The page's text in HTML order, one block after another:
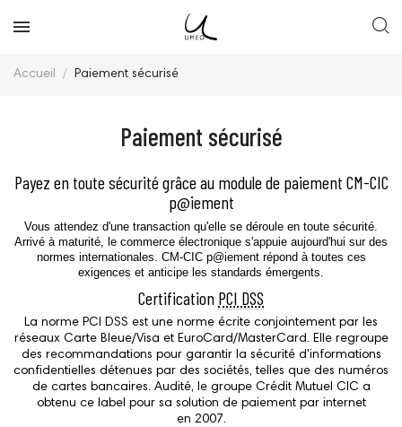
Accueil Paiement sécurisé
Paiement sécurisé
Payez en toute sécurité grâce au module de paiement CM-CIC
p@iement
Vous attendez d'une transaction qu'elle se déroule en toute sécurité.
Arrivé à maturité, le commerce électronique s'appuie aujourd'hui sur des
normes internationales. CM-CIC p@iementrépond à toutes ces
exigences et anticipe les standards émergents.
Certification PCI DSS
La norme PCI DSS est une norme écrite conjointement par les
réseaux Carte Bleue/Visa et EuroCard/MasterCard. Elle regroupe
des recommandations pour garantir la sécurité d'informations
confidentielles détenues par des sociétés, telles que des numéros
de cartes bancaires. Audité, le groupe Crédit Mutuel CIC a
obtenu ce label pour sa solution de paiement par internet
en 2007.